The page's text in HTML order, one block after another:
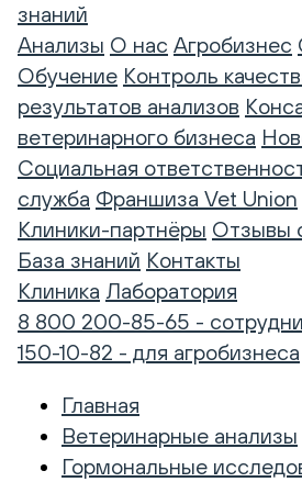
знаний
Анализы О нас Агробизнес
Обучение Контроль
результатов анализов
ветеринарного бизнеса
Социальная
служба Франшиза Vet Union
Клиники-партнёры Отзывы
База знаний Контакты
Клиника Лаборатория
8 800 200-85-65 -
150-10-82 - для агробизнеса
Главная
Ветеринарные анализы
Гормональные